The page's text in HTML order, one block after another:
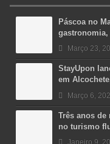
Páscoa no
gastronomia,
Março 23,
StayUpon
em
Março 6,
Três anos de
no turismo